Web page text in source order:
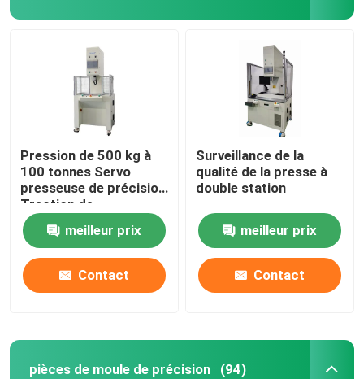
Pression de 500 kg à
100 tonnes Servo
presseuse de précision
Traction de
déplacement de 100
mm à 600 mm
meilleur prix
Contact
Surveillance de la
qualité de la presse à
double station
meilleur prix
Contact
pièces de moule de précision (94)